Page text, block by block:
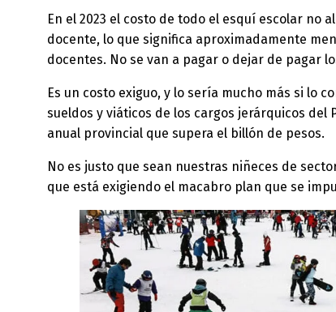
En el 2023 el costo de todo el esquí escolar no
docente, lo que significa aproximadamente
docentes. No se van a pagar o dejar de pagar
Es un costo exiguo, y lo sería mucho más si lo
sueldos y viáticos de los cargos jerárquicos del
anual provincial que supera el billón de pesos.
No es justo que sean nuestras niñeces de
que está exigiendo el macabro plan que se